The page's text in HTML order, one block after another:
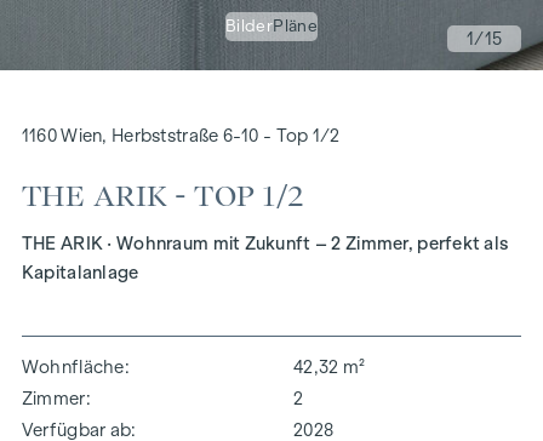
BilderPläne
1/15
1160 Wien, Herbststraße 6-10 - Top 1/2
THE ARIK - TOP 1/2
THE ARIK · Wohnraum mit Zukunft – 2 Zimmer, perfekt als
Kapitalanlage
Wohnfläche
42,32 m²
Zimmer
2
Verfügbar ab
2028